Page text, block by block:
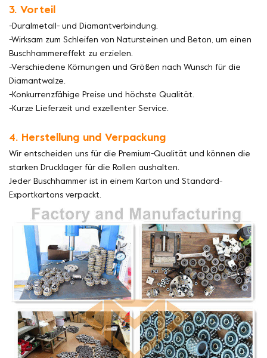
3. Vorteil
-Duralmetall- und Diamantverbindung.
-Wirksam zum Schleifen von Natursteinen und Beton, um einen
Buschhammereffekt zu erzielen.
-Verschiedene Körnungen und Größen nach Wunsch für die
Diamantwalze.
-Konkurrenzfähige Preise und höchste Qualität.
-Kurze Lieferzeit und exzellenter Service.
4. Herstellung und Verpackung
Wir entscheiden uns für die Premium-Qualität und können die
starken Drucklager für die Rollen aushalten.
Jeder Buschhammer ist in einem Karton und Standard-
Exportkartons verpackt.